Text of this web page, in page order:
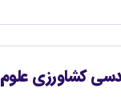
کشاورزی علوم